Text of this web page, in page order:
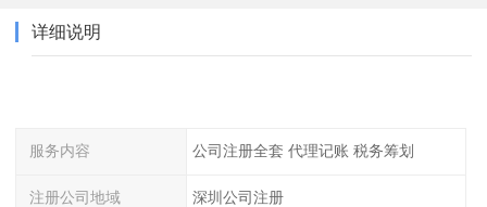
详细说明
服务内容 公司注册全套 代理记账 税务筹划
注册公司地域 深圳公司注册